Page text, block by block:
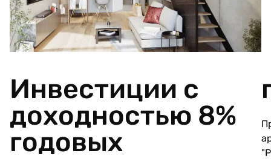
Инвестиции с
доходностью 8%
годовых